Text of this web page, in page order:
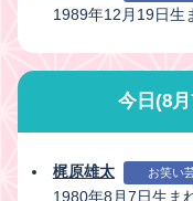
1989年12月19日生
今日(8
梶原雄太 お笑い
1980年8月7日生ま